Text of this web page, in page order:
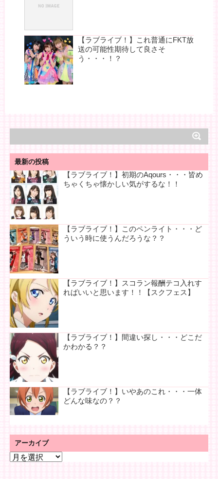
【ラブライブ！】これ普通にFKT放
送の可能性期待して良さそ
う・・・！？
最新の投稿
【ラブライブ！】初期のAqours・・・皆め
ちゃくちゃ懐かしい気がするな！！
【ラブライブ！】このペンライト・・・ど
ういう時に使うんだろうな？？
【ラブライブ！】スコラン報酬テコ入れす
ればいいと思います！！【スクフェス】
【ラブライブ！】間違い探し・・・どこだ
かわかる？？
【ラブライブ！】いやあのこれ・・・一体
どんな味なの？？
アーカイブ
ア